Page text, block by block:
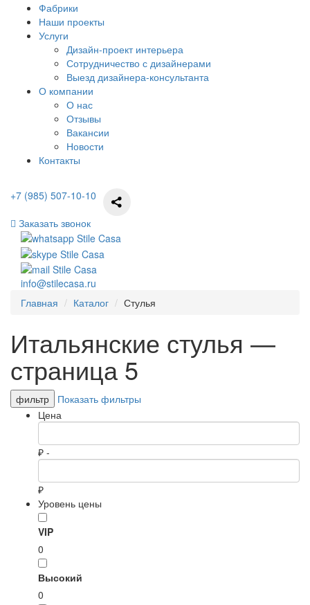
Фабрики
Наши проекты
Услуги
Дизайн-проект интерьера
Сотрудничество с дизайнерами
Выезд дизайнера-консультанта
О компании
О нас
Отзывы
Вакансии
Новости
Контакты
+7 (985) 507-10-10
Заказать звонок
info@stilecasa.ru
Главная
Каталог Стулья
Итальянские стулья —
страница 5
фильтр
Показать фильтры
Цена
₽ -
₽
Уровень цены
VIP
0
Высокий
0